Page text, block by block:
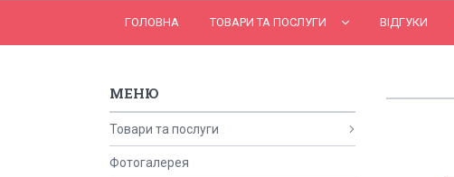
ГОЛОВНА ТОВАРИ ТА ПОСЛУГИ ВІДГУКИ
Товари та послуги
Фотогалерея